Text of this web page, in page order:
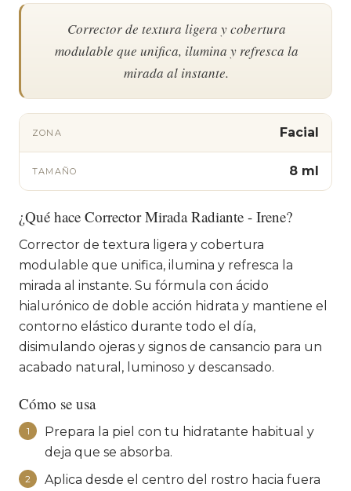
Corrector de textura ligera y cobertura
modulable que unifica, ilumina y refresca la
mirada al instante.
ZONA Facial
TAMAÑO 8 ml
¿Qué hace Corrector Mirada Radiante - Irene?
Corrector de textura ligera y cobertura
modulable que unifica, ilumina y refresca la
mirada al instante. Su fórmula con ácido
hialurónico de doble acción hidrata y mantiene el
contorno elástico durante todo el día,
disimulando ojeras y signos de cansancio para un
acabado natural, luminoso y descansado.
Cómo se usa
1
Prepara la piel con tu hidratante habitual y
deja que se absorba.
2
Aplica desde el centro del rostro hacia fuera